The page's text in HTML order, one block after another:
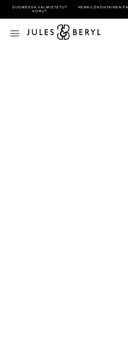
SUOMESSA VALMISTETUT
KORUT
HENKILÖ­KOHTAINEN